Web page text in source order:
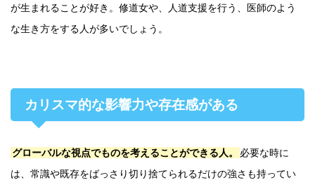
が生まれることが好き。修道女や、人道支援を行う、医師のよう
な生き方をする人が多いでしょう。
カリスマ的な影響力や存在感がある
グローバルな視点でものを考えることができる人。
必要な時に
は、常識や既存をばっさり切り捨てられるだけの強さも持ってい